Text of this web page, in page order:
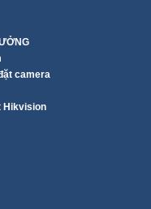
camera
Hikvision